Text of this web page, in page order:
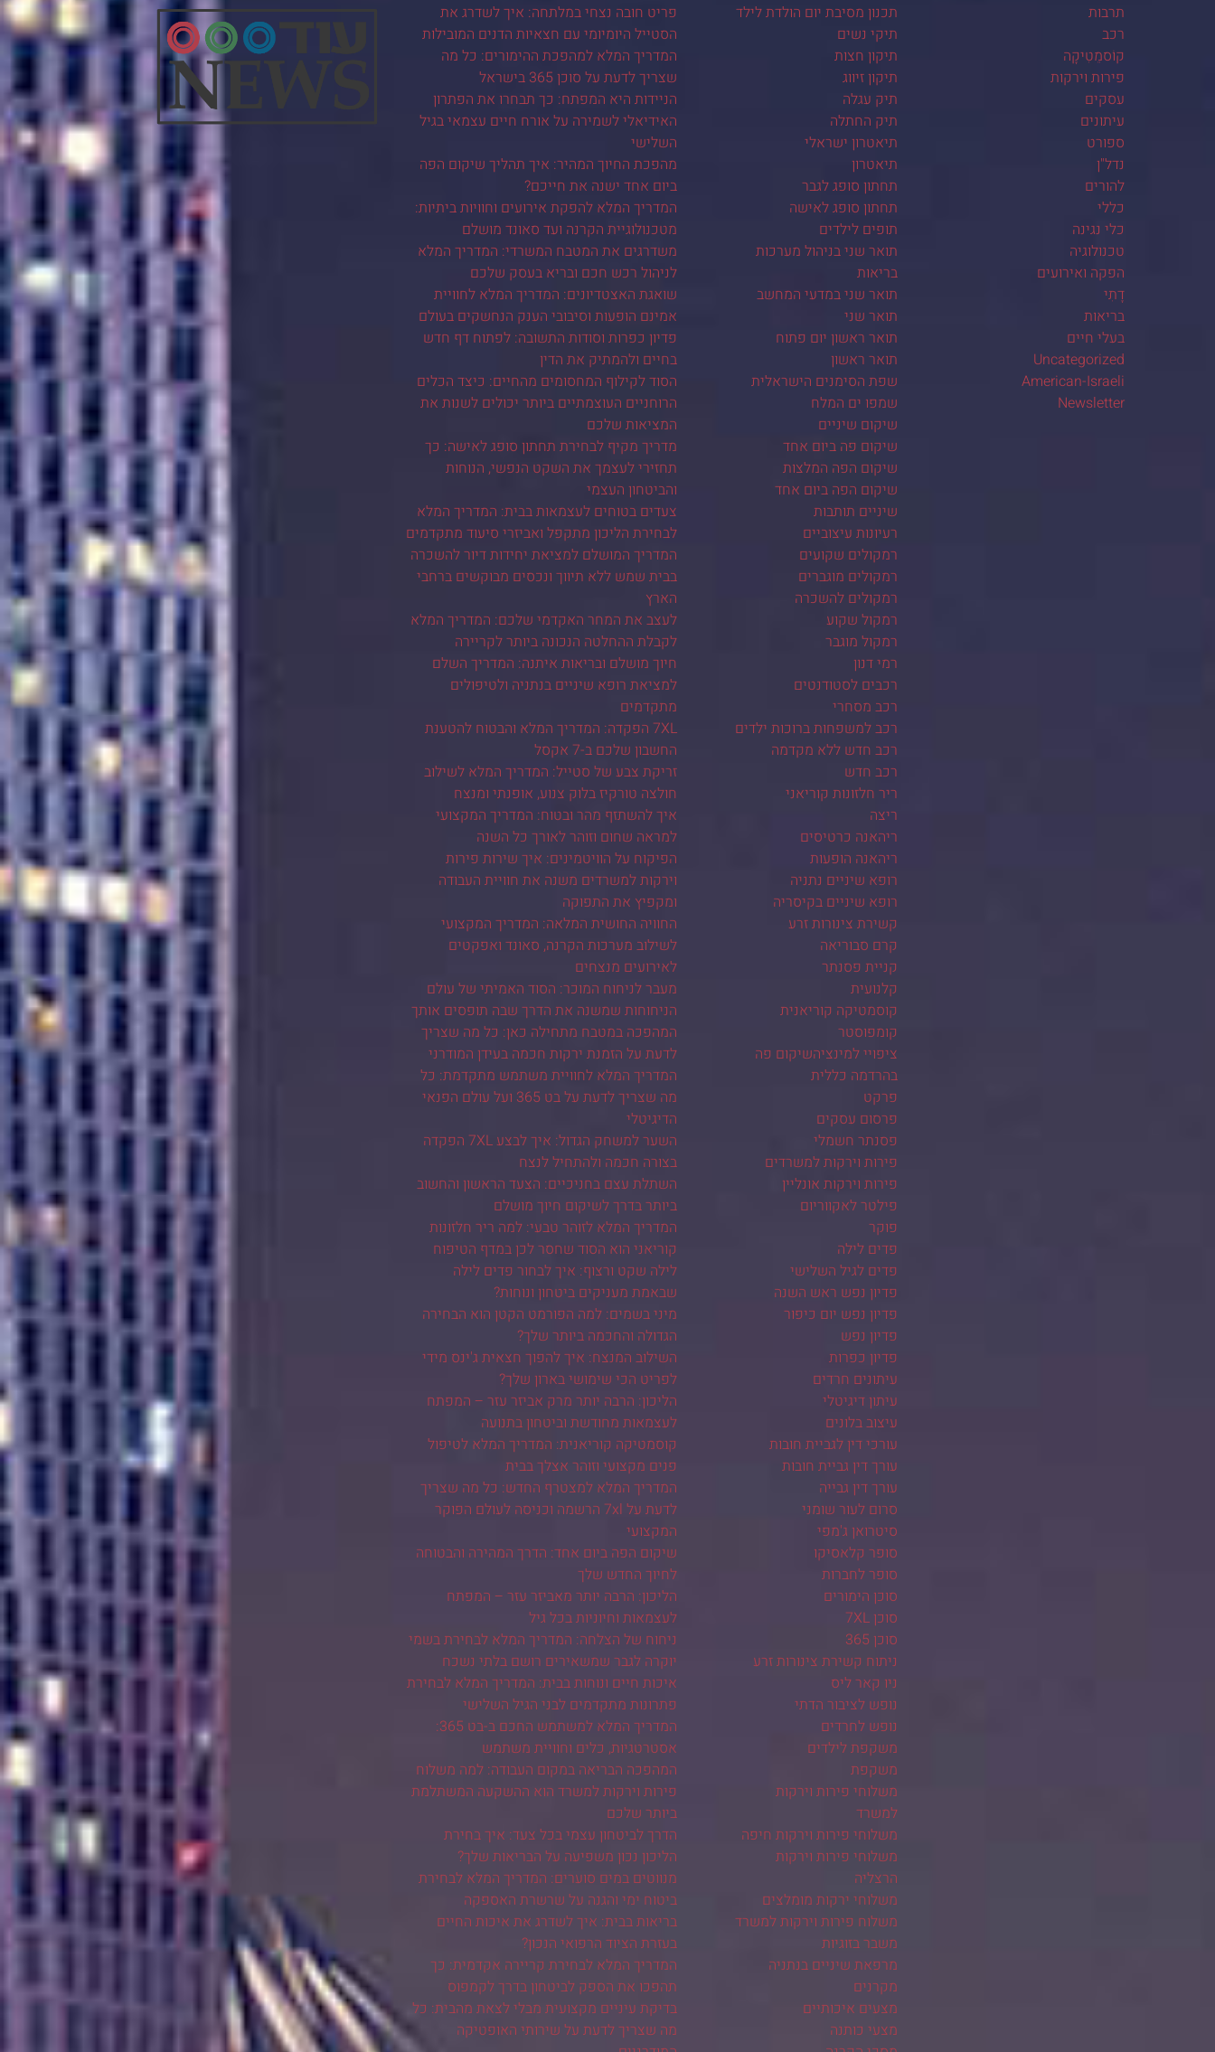
תרבות
רכב
קוֹסמֵטִיקָה
פירות וירקות
עסקים
עיתונים
ספורט
נדל"ן
להורים
כללי
כלי נגינה
טכנולוגיה
הפקה ואירועים
דָתִי
בריאות
בעלי חיים
Uncategorized
American-Israeli
Newsletter
תכנון מסיבת יום הולדת לילד
תיקי נשים
תיקון חצות
תיקון זיווג
תיק עגלה
תיק החתלה
תיאטרון ישראלי
תיאטרון
תחתון סופג לגבר
תחתון סופג לאישה
תופים לילדים
תואר שני בניהול מערכות
בריאות
תואר שני במדעי המחשב
תואר שני
תואר ראשון יום פתוח
תואר ראשון
שפת הסימנים הישראלית
שמפו ים המלח
שיקום שיניים
שיקום פה ביום אחד
שיקום הפה המלצות
שיקום הפה ביום אחד
שיניים תותבות
רעיונות עיצוביים
רמקולים שקועים
רמקולים מוגברים
רמקולים להשכרה
רמקול שקוע
רמקול מוגבר
רמי דנון
רכבים לסטודנטים
רכב מסחרי
רכב למשפחות ברוכות ילדים
רכב חדש ללא מקדמה
רכב חדש
ריר חלזונות קוריאני
ריצה
ריהאנה כרטיסים
ריהאנה הופעות
רופא שיניים נתניה
רופא שיניים בקיסריה
קשירת צינורות זרע
קרם סבוריאה
קניית פסנתר
קלנועית
קוסמטיקה קוריאנית
קומפוסטר
ציפויי למינציהשיקום פה
בהרדמה כללית
פרקט
פרסום עסקים
פסנתר חשמלי
פירות וירקות למשרדים
פירות וירקות אונליין
פילטר לאקווריום
פוקר
פדים לילה
פדים לגיל השלישי
פדיון נפש ראש השנה
פדיון נפש יום כיפור
פדיון נפש
פדיון כפרות
עיתונים חרדים
עיתון דיגיטלי
עיצוב בלונים
עורכי דין לגביית חובות
עורך דין גביית חובות
עורך דין גבייה
סרום לעור שומני
סיטרואן ג'מפי
סופר קלאסיקו
סופר לחברות
סוכן הימורים
סוכן 7XL
סוכן 365
ניתוח קשירת צינורות זרע
ניו קאר ליס
נופש לציבור הדתי
נופש לחרדים
משקפת לילדים
משקפת
משלוחי פירות וירקות
למשרד
משלוחי פירות וירקות חיפה
משלוחי פירות וירקות
הרצליה
משלוחי ירקות מומלצים
משלוח פירות וירקות למשרד
משבר בזוגיות
מרפאת שיניים בנתניה
מקרנים
מצעים איכותיים
מצעי כותנה
פריט חובה נצחי במלתחה: איך לשדרג את
הסטייל היומיומי עם חצאיות הדנים המובילות
המדריך המלא למהפכת ההימורים: כל מה
שצריך לדעת על סוכן 365 בישראל
הניידות היא המפתח: כך תבחרו את הפתרון
האידיאלי לשמירה על אורח חיים עצמאי בגיל
השלישי
מהפכת החיוך המהיר: איך תהליך שיקום הפה
ביום אחד ישנה את חייכם?
המדריך המלא להפקת אירועים וחוויות ביתיות:
מטכנולוגיית הקרנה ועד סאונד מושלם
משדרגים את המטבח המשרדי: המדריך המלא
לניהול רכש חכם ובריא בעסק שלכם
שואגת האצטדיונים: המדריך המלא לחוויית
אמינם הופעות וסיבובי הענק הנחשקים בעולם
פדיון כפרות וסודות התשובה: לפתוח דף חדש
בחיים ולהמתיק את הדין
הסוד לקילוף המחסומים מהחיים: כיצד הכלים
הרוחניים העוצמתיים ביותר יכולים לשנות את
המציאות שלכם
מדריך מקיף לבחירת תחתון סופג לאישה: כך
תחזירי לעצמך את השקט הנפשי, הנוחות
והביטחון העצמי
צעדים בטוחים לעצמאות בבית: המדריך המלא
לבחירת הליכון מתקפל ואביזרי סיעוד מתקדמים
המדריך המושלם למציאת יחידות דיור להשכרה
בבית שמש ללא תיווך ונכסים מבוקשים ברחבי
הארץ
לעצב את המחר האקדמי שלכם: המדריך המלא
לקבלת ההחלטה הנכונה ביותר לקריירה
חיוך מושלם ובריאות איתנה: המדריך השלם
למציאת רופא שיניים בנתניה ולטיפולים
מתקדמים
7XL הפקדה: המדריך המלא והבטוח להטענת
החשבון שלכם ב-7 אקסל
זריקת צבע של סטייל: המדריך המלא לשילוב
חולצה טורקיז בלוק צנוע, אופנתי ומנצח
איך להשתזף מהר ובטוח: המדריך המקצועי
למראה שחום וזוהר לאורך כל השנה
הפיקוח על הוויטמינים: איך שירות פירות
וירקות למשרדים משנה את חוויית העבודה
ומקפיץ את התפוקה
החוויה החושית המלאה: המדריך המקצועי
לשילוב מערכות הקרנה, סאונד ואפקטים
לאירועים מנצחים
מעבר לניחוח המוכר: הסוד האמיתי של עולם
הניחוחות שמשנה את הדרך שבה תופסים אותך
המהפכה במטבח מתחילה כאן: כל מה שצריך
לדעת על הזמנת ירקות חכמה בעידן המודרני
המדריך המלא לחוויית משתמש מתקדמת: כל
מה שצריך לדעת על בט 365 ועל עולם הפנאי
הדיגיטלי
השער למשחק הגדול: איך לבצע 7XL הפקדה
בצורה חכמה ולהתחיל לנצח
השתלת עצם בחניכיים: הצעד הראשון והחשוב
ביותר בדרך לשיקום חיוך מושלם
המדריך המלא לזוהר טבעי: למה ריר חלזונות
קוריאני הוא הסוד שחסר לכן במדף הטיפוח
לילה שקט ורצוף: איך לבחור פדים לילה
שבאמת מעניקים ביטחון ונוחות?
מיני בשמים: למה הפורמט הקטן הוא הבחירה
הגדולה והחכמה ביותר שלך?
השילוב המנצח: איך להפוך חצאית ג'ינס מידי
לפריט הכי שימושי בארון שלך?
הליכון: הרבה יותר מרק אביזר עזר – המפתח
לעצמאות מחודשת וביטחון בתנועה
קוסמטיקה קוריאנית: המדריך המלא לטיפול
פנים מקצועי וזוהר אצלך בבית
המדריך המלא למצטרף החדש: כל מה שצריך
לדעת על 7xl הרשמה וכניסה לעולם הפוקר
המקצועי
שיקום הפה ביום אחד: הדרך המהירה והבטוחה
לחיוך החדש שלך
הליכון: הרבה יותר מאביזר עזר – המפתח
לעצמאות וחיוניות בכל גיל
ניחוח של הצלחה: המדריך המלא לבחירת בשמי
יוקרה לגבר שמשאירים רושם בלתי נשכח
איכות חיים ונוחות בבית: המדריך המלא לבחירת
פתרונות מתקדמים לבני הגיל השלישי
המדריך המלא למשתמש החכם ב-בט 365:
אסטרטגיות, כלים וחוויית משתמש
המהפכה הבריאה במקום העבודה: למה משלוח
פירות וירקות למשרד הוא ההשקעה המשתלמת
ביותר שלכם
הדרך לביטחון עצמי בכל צעד: איך בחירת
הליכון נכון משפיעה על הבריאות שלך?
מנווטים במים סוערים: המדריך המלא לבחירת
ביטוח ימי והגנה על שרשרת האספקה
בריאות בבית: איך לשדרג את איכות החיים
בעזרת הציוד הרפואי הנכון?
המדריך המלא לבחירת קריירה אקדמית: כך
תהפכו את הספק לביטחון בדרך לקמפוס
בדיקת עיניים מקצועית מבלי לצאת מהבית: כל
מה שצריך לדעת על שירותי האופטיקה